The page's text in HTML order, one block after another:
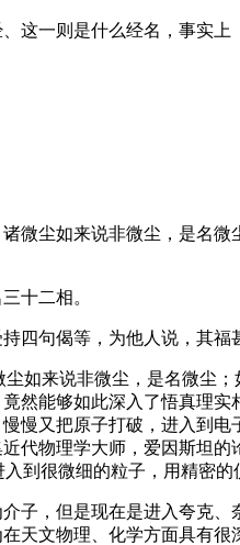
一则是什么经名，事实上
尘如来说非微尘，是名微
十二相。
句偈等，为他人说，其福
来说非微尘，是名微尘
能够如此深入了悟真理
慢又把原子打破，进入到
代物理学大师，爱因斯坦
到很微细的粒子，用精密的
，但是现在是进入夸克、
文物理、化学方面具有